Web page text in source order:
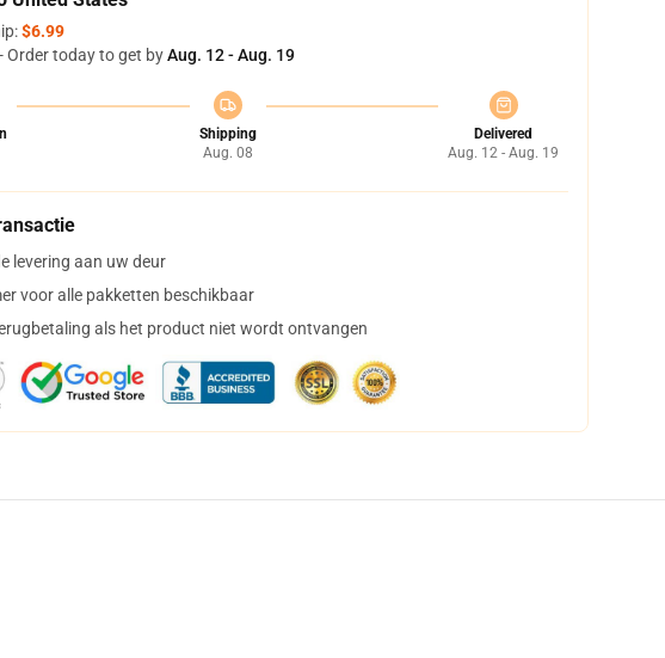
$6.99
Order today to get byAug. 12 - Aug. 19
Shipping
Aug. 08
Delivered
Aug. 12 - Aug. 19
levering aan uw deur
voor alle pakketten beschikbaar
als het product niet wordt ontvangen